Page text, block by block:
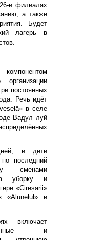
и филиалах
а также
Будет
лагерь в
постоянных
Речь идёт
в селе
Вадул луй
и дети
последний
сменами
уборку и
«Cireșarii»
«Alunelul» и
включает
и